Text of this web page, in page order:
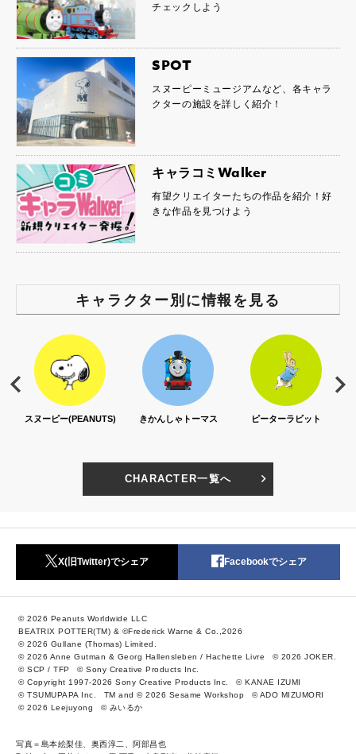
チェックしよう
SPOT
スヌーピーミュージアムなど、各キャラ
クターの施設を詳しく紹介！
キャラコミWalker
有望クリエイターたちの作品を紹介！好
きな作品を見つけよう
キャラクター別に情報を見る
スヌーピー(PEANUTS) きかんしゃトーマス ピーターラビット
CHARACTER一覧へ
X(旧Twitter)でシェア Facebookでシェア
© 2026 Peanuts Worldwide LLC
BEATRIX POTTER(TM) & ©Frederick Warne & Co.,2026
© 2026 Gullane (Thomas) Limited.
© 2026 Anne Gutman & Georg Hallensleben / Hachette Livre
© 2026 JOKER.
© SCP / TFP
© Sony Creative Products Inc.
© Copyright 1997-2026 Sony Creative Products Inc.
© KANAE IZUMI
© TSUMUPAPA Inc.
TM and © 2026 Sesame Workshop
© ADO MIZUMORI
© 2026 Leejuyong
© みいるか
写真＝島本絵梨佳、奥西淳二、阿部昌也